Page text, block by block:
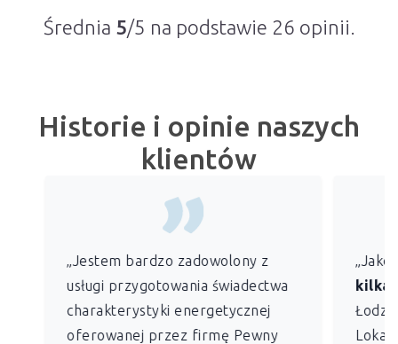
Średnia 5/5 na podstawie 26 opinii.
Historie i opinie naszych
klientów
„Jestem bardzo zadowolony z
usługi przygotowania świadectwa
charakterystyki energetycznej
oferowanej przez firmę Pewny
„Jako
Łodzi)
Lokal